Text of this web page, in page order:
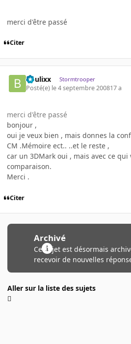
merci d'être passé
Citer
boulixx Stormtrooper
Posté(e) le 4 septembre 200817 a
merci d'être passé
bonjour ,
oui je veux bien , mais donnes la
CM .Mémoire ect.. ..et le reste ,
car un 3DMark oui , mais avec ce qui
comparaison.
Merci .
Citer
Archivé
Ce sujet est désormais
recevoir de nouvelles
Aller sur la liste des sujets